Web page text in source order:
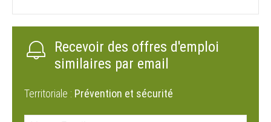
Recevoir des offres d'emploi
similaires par email
Territoriale : Prévention et sécurité